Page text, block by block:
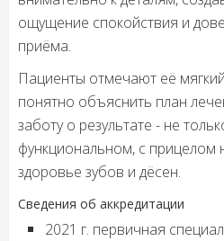
ощущение спокойствия и
приёма.
Пациенты отмечают её
понятно объяснить план
заботу о результате - не
функциональном, с прицелом
здоровье зубов и дёсен.
Сведения об аккредитации
2021 г. первичная